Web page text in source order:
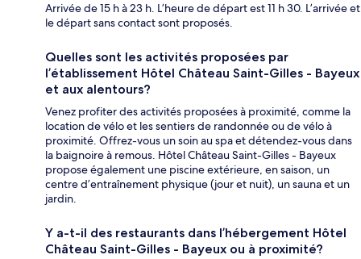
Arrivée de 15 h à 23 h. L’heure de départ est 11 h 30. L’arrivée et
le départ sans contact sont proposés.
Quelles sont les activités proposées par
l’établissement Hôtel Château Saint-Gilles - Bayeux
et aux alentours?
Venez profiter des activités proposées à proximité, comme la
location de vélo et les sentiers de randonnée ou de vélo à
proximité. Offrez-vous un soin au spa et détendez-vous dans
la baignoire à remous. Hôtel Château Saint-Gilles - Bayeux
propose également une piscine extérieure, en saison, un
centre d’entraînement physique (jour et nuit), un sauna et un
jardin.
Y a-t-il des restaurants dans l’hébergement Hôtel
Château Saint-Gilles - Bayeux ou à proximité?